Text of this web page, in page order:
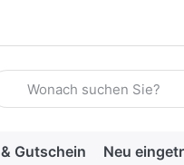
Sie einen Suchbegriff
Gutschein Neu